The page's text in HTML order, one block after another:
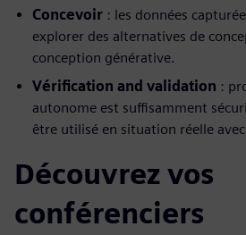
Concevoir : les données
explorer des alternatives de
conception générative.
Vérification and validation :
autonome est suffisamment
être utilisé en situation réelle
Découvrez vos
conférenciers